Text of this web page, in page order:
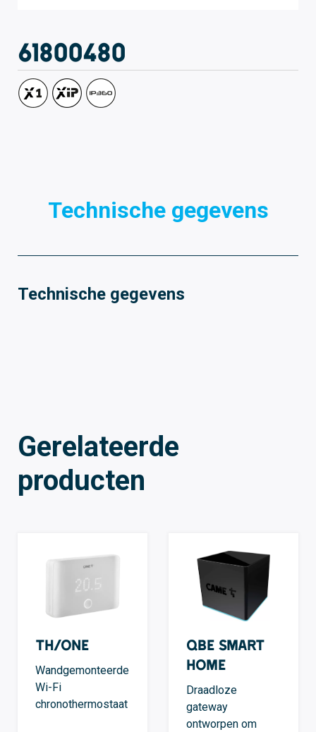
61800480
Technische gegevens
Technische gegevens
Gerelateerde
producten
TH/ONE
Wandgemonteerde
Wi-Fi
chronothermostaat
QBE Smart
Home
Draadloze
gateway
ontworpen om